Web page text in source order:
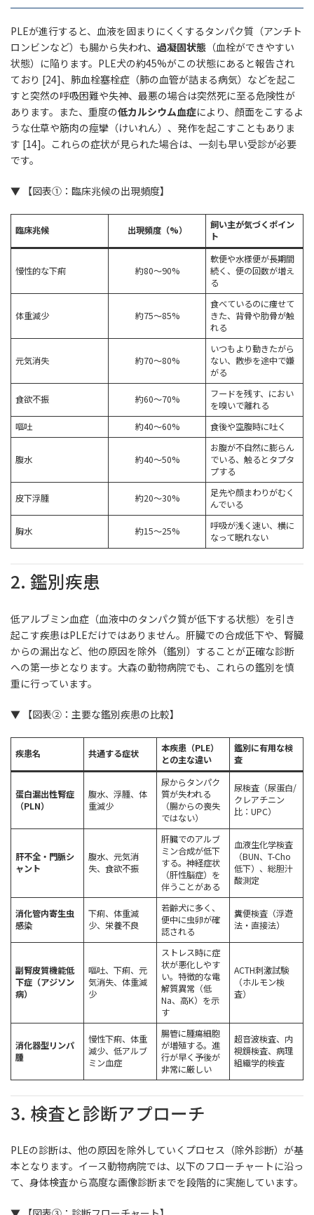
PLEが進行すると、血液を固まりにくくするタンパク質（アンチト
ロンビンなど）も腸から失われ、 過凝固状態 （血栓ができやすい
状態）に陥ります。PLE犬の約45%がこの状態にあると報告され
ており [24]、肺血栓塞栓症（肺の血管が詰まる病気）などを起こ
すと突然の呼吸困難や失神、最悪の場合は突然死に至る危険性が
あります。また、重度の低カルシウム血症により、顔面をこするよ
うな仕草や筋肉の痙攣（けいれん）、発作を起こすこともありま
す [14]。これらの症状が見られた場合は、一刻も早い受診が必要
です。
▼ 【図表①：臨床兆候の出現頻度】
臨床兆候 出現頻度（%）
飼い主が気づくポイン
ト
慢性的な下痢 約80〜90%
軟便や水様便が長期間
続く、便の回数が増え
る
体重減少 約75〜85%
食べているのに痩せて
きた、背骨や肋骨が触
れる
元気消失 約70〜80%
いつもより動きたがら
ない、散歩を途中で嫌
がる
食欲不振 約60〜70%
フードを残す、におい
を嗅いで離れる
嘔吐
約40〜60% 食後や空腹時に吐く
腹水 約40〜50%
お腹が不自然に膨らん
でいる、触るとタプタ
プする
皮下浮腫 約20〜30%
足先や顔まわりがむく
んでいる
胸水 約15〜25%
呼吸が浅く速い、横に
なって眠れない
2. 鑑別疾患
低アルブミン血症（血液中のタンパク質が低下する状態）を引き
起こす疾患はPLEだけではありません。肝臓での合成低下や、腎臓
からの漏出など、他の原因を除外（鑑別）することが正確な診断
への第一歩となります。大森の動物病院でも、これらの鑑別を慎
重に行っています。
▼ 【図表②：主要な鑑別疾患の比較】
疾患名 共通する症状
本疾患（PLE）
との主な違い
鑑別に有用な検
査
蛋白漏出性腎症
（PLN）
腹水、浮腫、体
重減少
尿からタンパク
質が失われる
（腸からの喪失
ではない）
尿検査（尿蛋白/
クレアチニン
比：UPC）
肝不全・門脈シ
ャント
腹水、元気消
失、食欲不振
肝臓でのアルブ
ミン合成が低下
する。神経症状
（肝性脳症）を
伴うことがある
血液生化学検査
（BUN、T-Cho
低下）、総胆汁
酸測定
消化管内寄生虫
感染
下痢、体重減
少、栄養不良
若齢犬に多く、
便中に虫卵が確
認される
糞便検査（浮遊
法・直接法）
副腎皮質機能低
下症（アジソン
病）
嘔吐、下痢、元
気消失、体重減
少
ストレス時に症
状が悪化しやす
い。特徴的な電
解質異常（低
Na、高K）を示
す
ACTH刺激試験
（ホルモン検
査）
消化器型リンパ
腫
慢性下痢、体重
減少、低アルブ
ミン血症
腸管に腫瘍細胞
が増殖する。進
行が早く予後が
非常に厳しい
超音波検査、内
視鏡検査、病理
組織学的検査
3. 検査と診断アプローチ
PLEの診断は、他の原因を除外していくプロセス（除外診断）が基
本となります。イース動物病院では、以下のフローチャートに沿っ
て、身体検査から高度な画像診断までを段階的に実施しています。